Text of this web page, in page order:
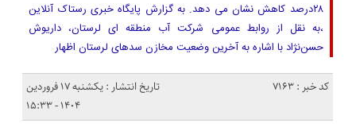
۲۸درصد کاهش نشان می دهد. به گزارش پایگاه خبری رستاک آنلاین
،به نقل از روابط عمومی شرکت آب منطقه ای لرستان، داریوش
حسن‌نژاد با اشاره به آخرین وضعیت مخازن سدهای لرستان اظهار
کد خبر : 7163
تاریخ انتشار : یکشنبه ۱۷ فروردین
۱۴۰۴ - ۱۵:۳۳